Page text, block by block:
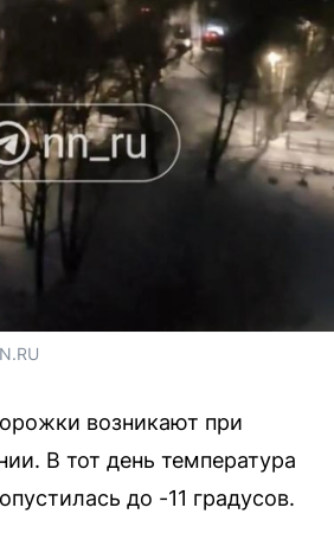
возникают при
В тот день температура
до -11 градусов.